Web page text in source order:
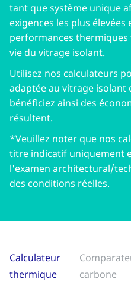
tant que système unique
exigences les plus
performances
vie du vitrage isolant.
Utilisez nos calculateurs
adaptée au vitrage isolant
bénéficiez ainsi des
résultent.
*Veuillez noter que nos
titre indicatif uniquement
l'examen architectural/
des conditions réelles.
Calculateur
thermique
carbone